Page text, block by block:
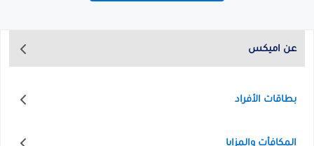
عن اميكس
بطاقات الأفراد
المكافأت والمزايا